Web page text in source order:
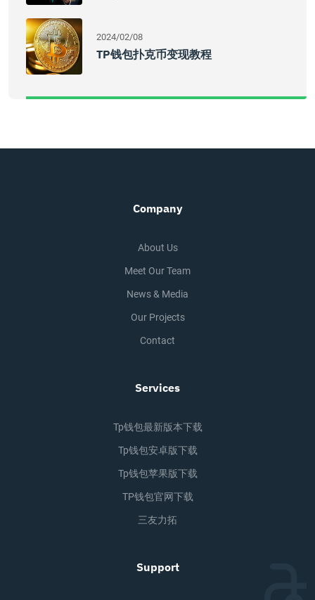
2024/02/08
TP钱包扑克币变现教程
Company
About Us
Meet Our Team
News & Media
Our Projects
Contact
Services
Tp钱包最新版本下载
Tp钱包安卓版下载
Tp钱包苹果版下载
TP钱包官网下载
三友力拓
Support